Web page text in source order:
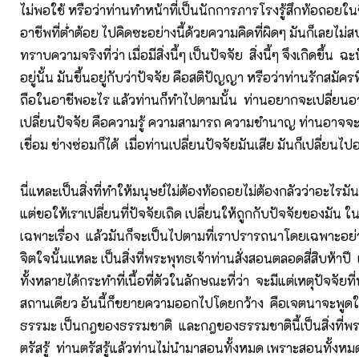
ไม่พอใช้ หรือว่าท่านทำหน้าที่เป็นนักการภารโรงรู้สึกท้อถอยใน
อาชีพที่ต่ำต้อย ไปคิดซะอย่างนี้ด้วยความคิดที่ผิดๆ มันก็เลยไม่ส
ทราบความจริงที่ว่า เมื่อมีสิ่งนี้ๆ เป็นปัจจัย สิ่งนี้ๆ จึงเกิดขึ้น ฉ
อยู่นั้น มันขึ้นอยู่กับว่าปัจจัย คือสติปัญญา หรือว่าท่านรักสมัคร
ถือในอาชีพอะไร แล้วท่านก็ทำไปตามนั้น ท่านอยากจะเปลี่ยนอ
เปลี่ยนปัจจัย คือความรู้ ความสามารถ ความชำนาญ ท่านอาจจ
เชื่อม ช่างซ่อมก็ได้ เมื่อท่านเปลี่ยนปัจจัยมันเสีย มันก็เปลี่ยนไ
นี่แหละเป็นสิ่งที่ทำให้มนุษย์ไม่ต้องท้อถอยไม่ต้องกลัวว่าอะไรมั
แต่ขอให้เราเปลี่ยนที่ปัจจัยเถิด เปลี่ยนให้ถูกกับปัจจัยของมัน ใ
เฉพาะเรื่อง แล้วมันก็จะเป็นไปตามที่เราปรารถนาโดยเฉพาะอย่
จิตใจนั้นแหละ เป็นสิ่งที่พระพุทธเจ้าท่านสั่งสอนตลอดสี่สิบห้าปี
ทั้งหลายได้กระทำที่เนื้อที่ตัวในลักษณะที่ว่า จะมีแต่เหตุปัจจัยที่
สถานเดียว อันนี้ก็ขยายความออกไปโดยกว้าง คือเจตนาจะพูด
ธรรมะ เป็นกฎของธรรมชาติ และกฎของธรรมชาตินี้เป็นสิ่งที่พ
ตรัสรู้ ท่านตรัสรู้แล้วท่านไม่นำมาสอนทั้งหมด เพราะสอนทั้งหม